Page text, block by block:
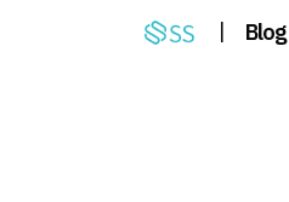
| Blog